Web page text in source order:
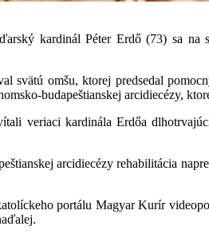
kardinál Péter Erdő (73) sa na
svätú omšu, ktorej predsedal
budapeštianskej arcidiecézy,
veriaci kardinála Erdőa
arcidiecézy rehabilitácia
portálu Magyar Kurír